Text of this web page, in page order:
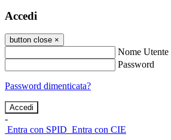
Accedi
button close ×
Nome Utente
Password
Password dimenticata?
-
Entra con SPID Entra con CIE